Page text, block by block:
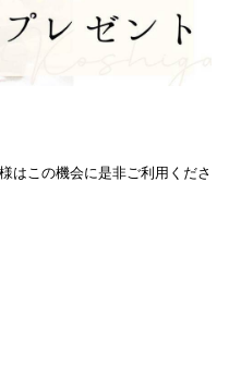
はこの機会に是非ご利用くださ